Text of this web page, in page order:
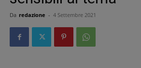
Da redazione - 4 Settembre 2021